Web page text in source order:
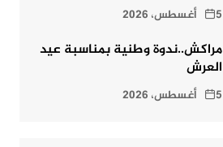
5 أغسطس، 2026
مراكش..ندوة وطنية بمناسبة عيد
العرش
5 أغسطس، 2026